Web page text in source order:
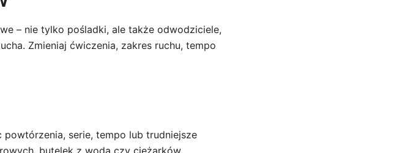
– nie tylko pośladki, ale także odwodziciele,
Zmieniaj ćwiczenia, zakres ruchu, tempo
serie, tempo lub trudniejsze
butelek z wodą czy ciężarków.